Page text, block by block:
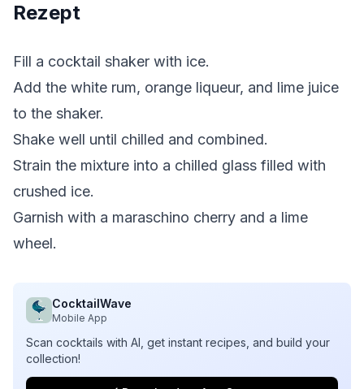
Rezept
Fill a cocktail shaker with ice.
Add the white rum, orange liqueur, and lime juice
to the shaker.
Shake well until chilled and combined.
Strain the mixture into a chilled glass filled with
crushed ice.
Garnish with a maraschino cherry and a lime
wheel.
CocktailWave
Mobile App
Scan cocktails with AI, get instant recipes, and build your
collection!